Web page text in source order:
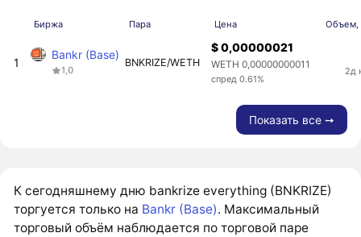
Биржа Пара Цена Объем,
1
Bankr (Base)
1,0
BNKRIZE/WETH
$ 0,00000021
WETH 0,00000000011
спред 0.61%
2д
Показать все ➙
К сегодняшнему дню bankrize everything (BNKRIZE)
торгуется только на Bankr (Base). Максимальный
торговый объём наблюдается по торговой паре